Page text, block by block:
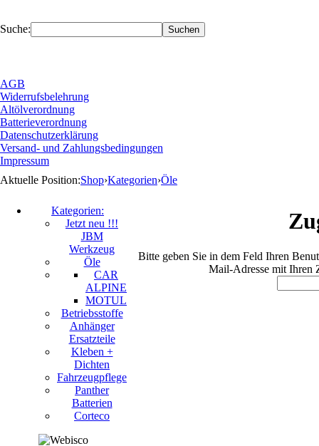
Suche:
AGB
Widerrufsbelehrung
Altölverordnung
Batterieverordnung
Datenschutzerklärung
Versand- und Zahlungsbedingungen
Impressum
Aktuelle Position:Shop›Kategorien›Öle
Kategorien:
Jetzt neu !!!
JBM
Werkzeug
Öle
CAR
ALPINE
MOTUL
Betriebsstoffe
Anhänger
Ersatzteile
Kleben +
Dichten
Fahrzeugpflege
Panther
Batterien
Corteco
Bitte geben Sie in dem Feld Ihren
Mail-Adresse mit Ihren